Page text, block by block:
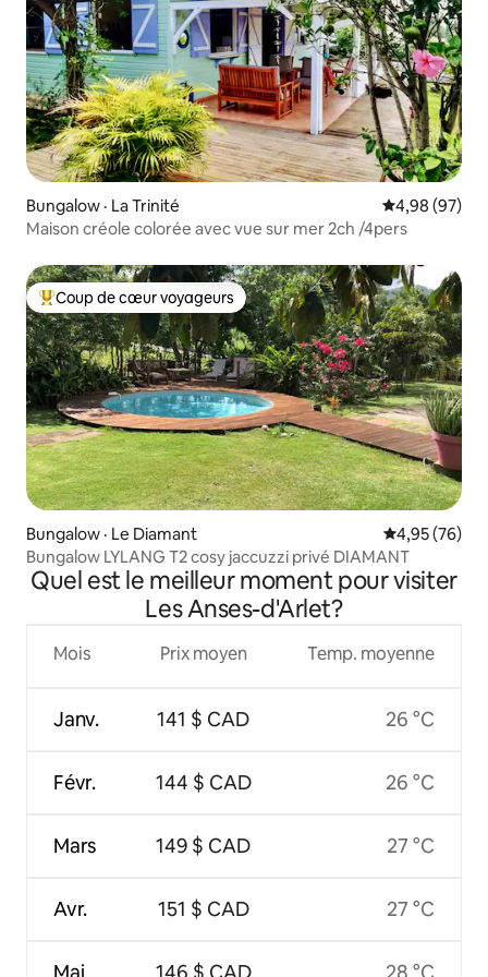
Bungalow · La Trinité Note
4,98 (97)
Maison créole colorée avec vue sur mer 2ch /4pers
Coup de cœur voyageurs parmi les plus aimés
Coup de cœur voyageurs
Bungalow · Le Diamant Note
4,95 (76)
Bungalow LYLANG T2 cosy jaccuzzi privé DIAMANT
Quel est le meilleur moment pour visiter
Les Anses-d'Arlet?
Mois
Janv.
Févr.
Mars
Avr.
Mai
Prix moyen
141 $ CAD
144 $ CAD
149 $ CAD
151 $ CAD
146 $ CAD
Temp. moyenne
26 °C
26 °C
27 °C
27 °C
28 °C